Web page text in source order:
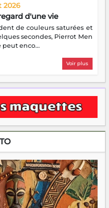
2026
d'une vie
de couleurs saturées et
secondes, Pierrot Men
enco...
Voir plus